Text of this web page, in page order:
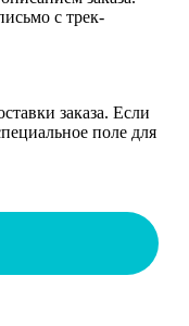
с трек-
заказа. Если
поле для